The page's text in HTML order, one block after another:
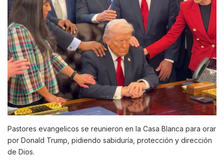
Pastores evangelicos se reunieron en la Casa Blanca para orar
por Donald Trump, pidiendo sabiduría, protección y dirección
de Dios.